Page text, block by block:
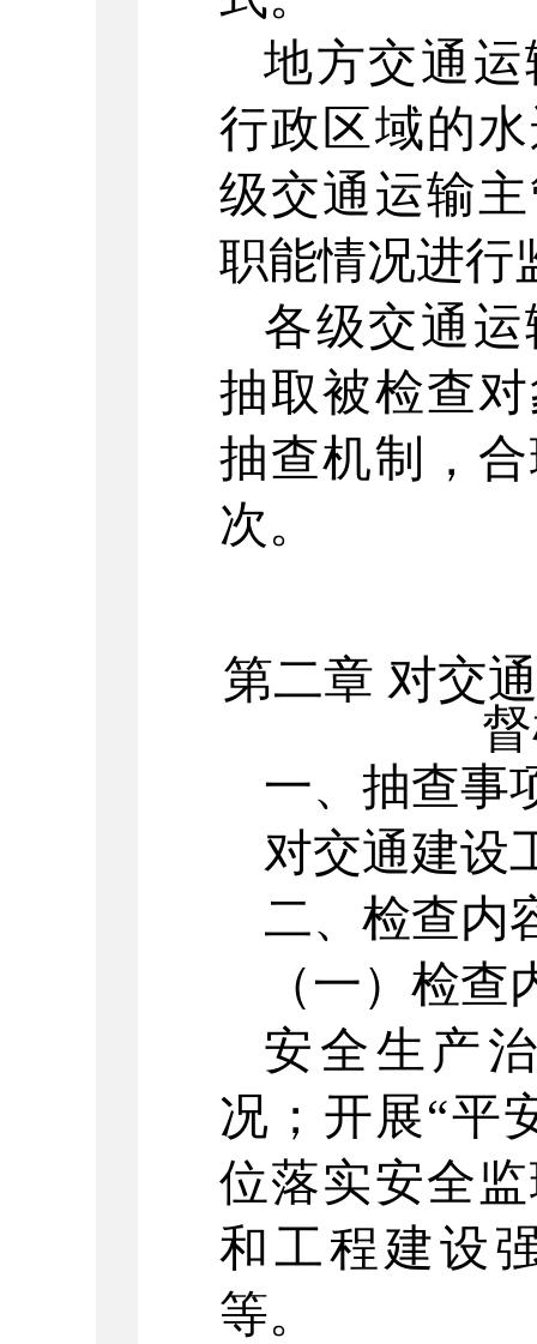
地方交通
行政区域的
级交通运输
职能情况进行
各级交通
抽取被检查
抽查机制，
次。
第二章 对交
一、抽查事
对交通建设
二、检查内
（一）检查
安全生产
况；开展“平
位落实安全
和工程建设
等。